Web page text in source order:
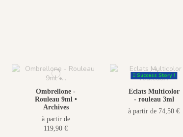
Ombrellone -
Rouleau 9ml •
Archives
à partir de
119,90 €
Success Story !
Eclats Multicolor
- rouleau 3ml
à partir de 74,50 €